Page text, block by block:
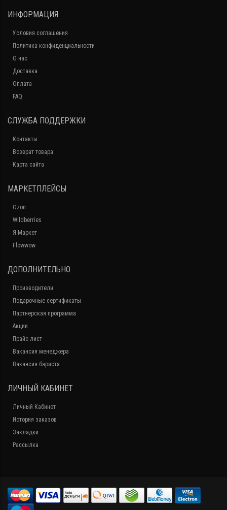
ИНФОРМАЦИЯ
Условия соглашения
Политика конфиденциальности
О нас
Доставка
Оплата
FAQ
СЛУЖБА ПОДДЕРЖКИ
Контакты
Возврат товара
Карта сайта
МАРКЕТПЛЕЙСЫ
Ozon
Wildberries
Я.Маркет
Flowwow
ДОПОЛНИТЕЛЬНО
Производители
Подарочные сертификаты
Партнерская программа
Акции
Прайс-лист
Вакансия менеджера
Вакансия бариста
ЛИЧНЫЙ КАБИНЕТ
Личный Кабинет
История заказов
Закладки
Рассылка